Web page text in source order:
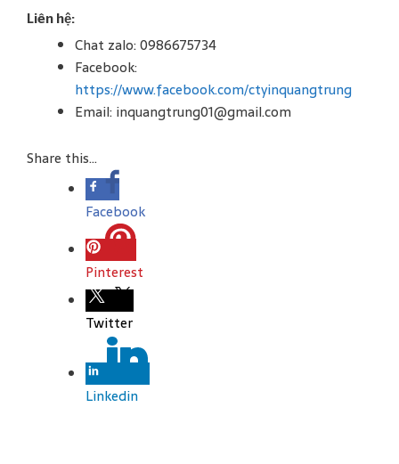
Liên hệ:
Chat zalo: 0986675734
Facebook:
https://www.facebook.com/ctyinquangtrung
Email: inquangtrung01@gmail.com
Share this...
Facebook
Pinterest
Twitter
Linkedin